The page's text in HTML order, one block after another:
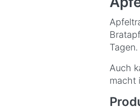
Tagen.
Auch
macht